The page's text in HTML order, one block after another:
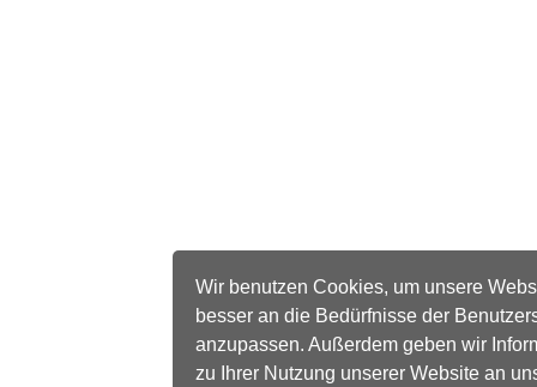
Wir benutzen Cookies, um unsere
besser an die Bedürfnisse der
anzupassen. Außerdem geben wir
zu Ihrer Nutzung unserer Website an